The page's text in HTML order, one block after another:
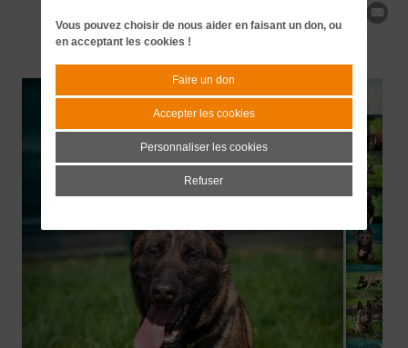
Vous pouvez choisir de nous aider en faisant un don, ou
en acceptant les cookies !
Faire un don
Accepter les cookies
Personnaliser les cookies
Refuser